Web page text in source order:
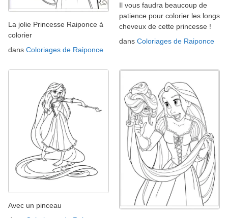
La jolie Princesse Raiponce à
colorier
dans Coloriages de Raiponce
Il vous faudra beaucoup de
patience pour colorier les longs
cheveux de cette princesse !
dans Coloriages de Raiponce
Avec un pinceau